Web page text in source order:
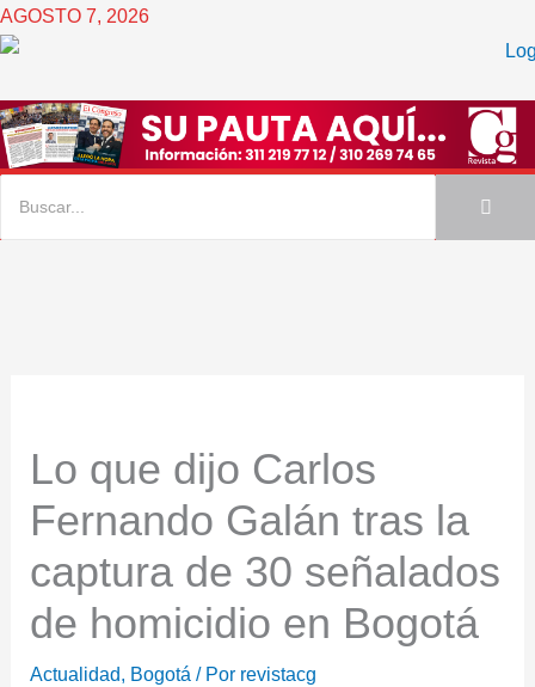
Ir
al
AGOSTO 7, 2026
Lo que dijo Carlos
Fernando Galán tras la
captura de 30 señalados
de homicidio en Bogotá
Actualidad, Bogotá / Por revistacg